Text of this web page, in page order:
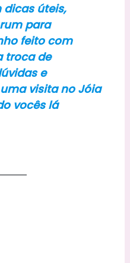
dicas úteis,
para
feito com
troca de
e
visita no Jóia
vocês lá